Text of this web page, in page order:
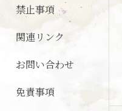
禁止事項
関連リンク
お問い合わせ
免責事項